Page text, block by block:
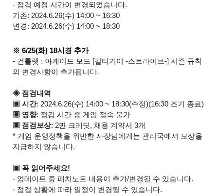
- 점검 예정 시간이 변경되었습니다.
기존: 2024.6.26(수) 14:00 ~ 16:30
변경: 2024.6.26(수) 14:00 ~ 18:30
※ 6/25(화) 18시경 추가
- 건틀렛 : 아케이드 모드 [길티기어 -스트라이브-] 시즌 규칙
의 변경사항이 추가됩니다.
◈ 점검내역
▣ 시간: 2024.6.26(수) 14:00 ~ 18:30(수정)(16:30 조기 종료)
▣ 영향: 점검 시간 중 게임 접속 불가
▣ 점검보상: 2만 크레딧, 채용 계약서 3개
* 게임 운영정책을 위반한 사장님에게는 관리국에서 보상을
지급하지 않습니다.
▣ 꼭 읽어주세요!
- 업데이트 중 패치노트 내용이 추가/변경될 수 있습니다.
- 점검 상황에 따라 일정이 변경될 수 있습니다.